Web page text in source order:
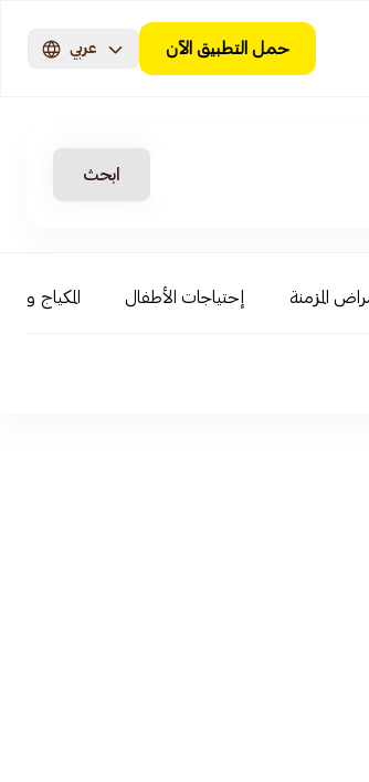
حمل التطبيق الآن عربي
ابحث
المزمنة إحتياجات الأطفال المكياج و